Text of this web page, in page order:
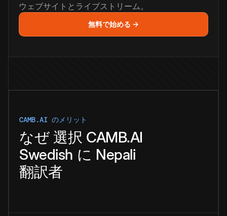
ウェブサイトとライブストリーム。
無料で始める →
CAMB.AI のメリット
なぜ 選択 CAMB.AI
Swedish に Nepali
翻訳者